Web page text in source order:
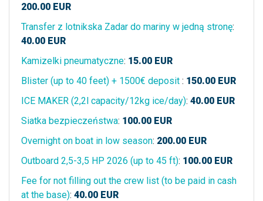
200.00 EUR
Transfer z lotnikska Zadar do mariny w jedną stronę:
40.00 EUR
Kamizelki pneumatyczne: 15.00 EUR
Blister (up to 40 feet) + 1500€ deposit : 150.00 EUR
ICE MAKER (2,2l capacity/12kg ice/day): 40.00 EUR
Siatka bezpieczeństwa: 100.00 EUR
Overnight on boat in low season: 200.00 EUR
Outboard 2,5-3,5 HP 2026 (up to 45 ft): 100.00 EUR
Fee for not filling out the crew list (to be paid in cash
at the base): 40.00 EUR